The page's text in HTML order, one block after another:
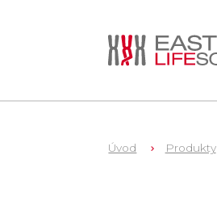
Úvod Produkty